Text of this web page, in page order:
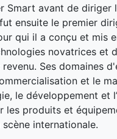
Smart avant de diriger
ensuite le premier
qui il a conçu et mis
novatrices et
Ses domaines
et le
le développement et
les produits et
internationale.